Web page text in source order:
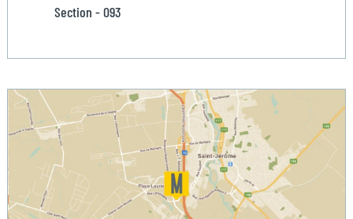
Section - 093